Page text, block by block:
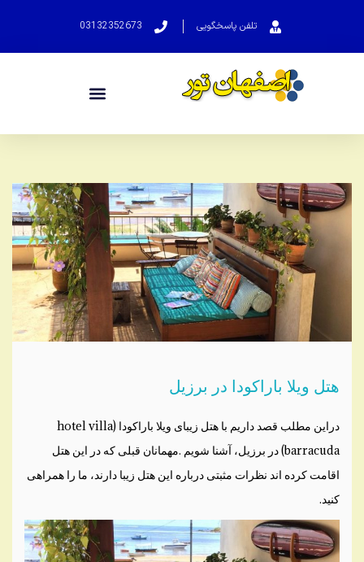
تلفن پاسخگویی 03132352673
هتل ویلا باراکودا در برزیل
دراین مطلب قصد داریم با هتل زیبای ویلا باراکودا (hotel villa
barracuda) در برزیل، آشنا شویم .مهمانان قبلی که در این هتل
اقامت کرده اند نظرات مثبتی درباره این هتل زیبا دارند، ما را همراهی
کنید.